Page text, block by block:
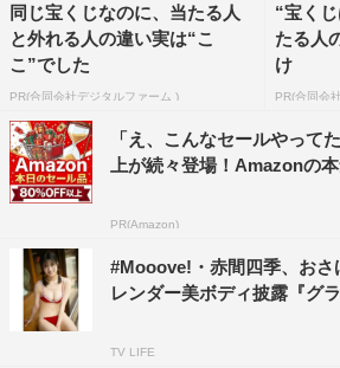
同じ宝くじなのに、当たる人
と外れる人の違い実は“こ
こ”でした
PR(合同会社デジタルファーム )
“宝く
たる人
け
PR(合同会
「え、こんなセールやって
上が続々登場！Amazonの
PR(Amazon)
#Mooove!・赤間四季、おさ
レンダー美ボディ披露『グ
TV LIFE